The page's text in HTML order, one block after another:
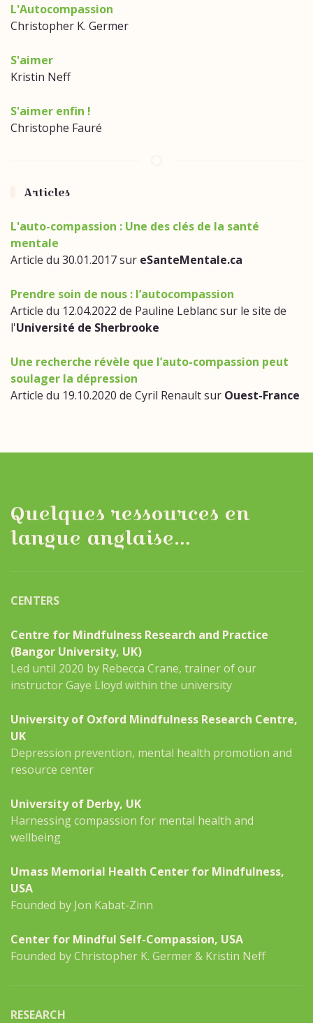
L'Autocompassion
Christopher K. Germer
S'aimer
Kristin Neff
S'aimer enfin !
Christophe Fauré
Articles
L'auto-compassion : Une des clés de la santé
mentale
Article du 30.01.2017 sur eSanteMentale.ca
Prendre soin de nous : l’autocompassion
Article du 12.04.2022 de Pauline Leblanc sur le site de
l'Université de Sherbrooke
Une recherche révèle que l’auto-compassion peut
soulager la dépression
Article du 19.10.2020 de Cyril Renault sur Ouest-France
Quelques ressources en
langue anglaise…
CENTERS
Centre for Mindfulness Research and Practice
(Bangor University, UK)
Led until 2020 by Rebecca Crane, trainer of our
instructor Gaye Lloyd within the university
University of Oxford Mindfulness Research Centre,
UK
Depression prevention, mental health promotion and
resource center
University of Derby, UK
Harnessing compassion for mental health and
wellbeing
Umass Memorial Health Center for Mindfulness,
USA
Founded by Jon Kabat-Zinn
Center for Mindful Self-Compassion, USA
Founded by Christopher K. Germer & Kristin Neff
RESEARCH